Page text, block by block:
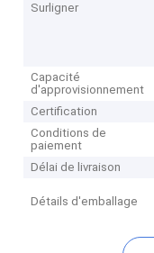
Surligner
Capacité
d'approvisionnement
Certification
Conditions de
paiement
Délai de livraison
Détails d'emballage